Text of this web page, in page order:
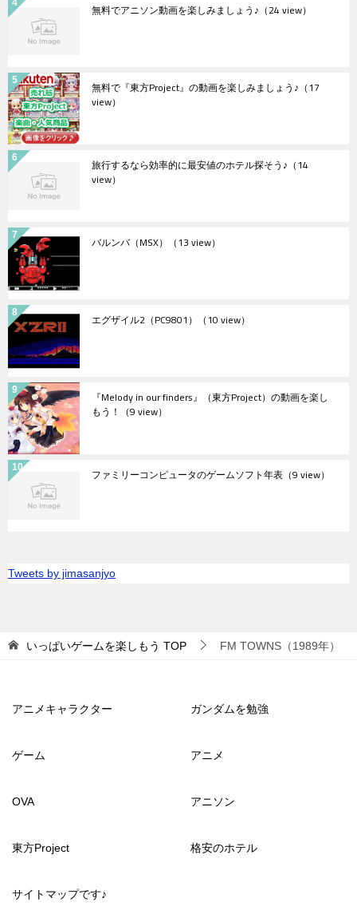
無料でアニソン動画を楽しみましょう♪ （24 view）
無料で『東方Project』の動画を楽しみましょう♪ （17
view）
旅行するなら効率的に最安値のホテル探そう♪ （14
view）
バルンバ（MSX） （13 view）
エグザイル2（PC9801） （10 view）
『Melody in our finders』（東方Project）の動画を楽し
もう！ （9 view）
ファミリーコンピュータのゲームソフト年表 （9 view）
Tweets by jimasanjyo
いっぱいゲームを楽しもう TOP FM TOWNS（1989年）
アニメキャラクター ガンダムを勉強
ゲーム アニメ
OVA アニソン
東方Project 格安のホテル
サイトマップです♪